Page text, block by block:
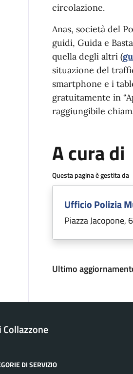
circolazione.
Anas, società del
guidi, Guida e
quella degli altri (
situazione del
smartphone e i
gratuitamente in
raggiungibile
A cura di
Questa pagina è gestita da
Ufficio Polizia
Piazza Jacopone,
Ultimo
Collazzone
DI SERVIZIO